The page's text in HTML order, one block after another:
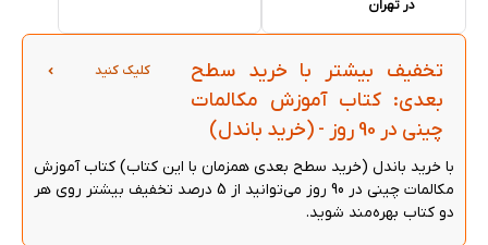
در تهران
تخفیف بیشتر با خرید سطح
بعدی: کتاب آموزش مکالمات
چینی در 90 روز - (خرید باندل)
کلیک کنید
با خرید باندل (خرید سطح بعدی همزمان با این کتاب) کتاب آموزش
مکالمات چینی در 90 روز می‌توانید از 5 درصد تخفیف بیشتر روی هر
دو کتاب بهره‌مند شوید.